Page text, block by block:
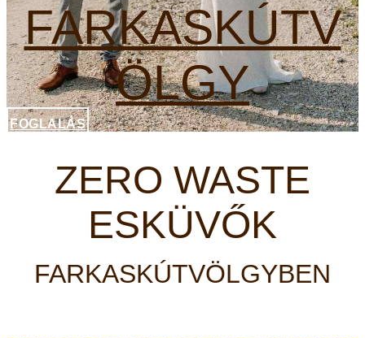
FARKASKÚTV
ÖLGY
FOGLALÁS
ZERO WASTE
ESKÜVŐK
FARKASKÚTVÖLGYBEN